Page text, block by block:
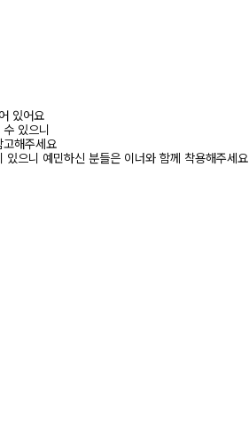
있어요
있으니
해주세요
있으니 예민하신 분들은 이너와 함께 착용해주세요